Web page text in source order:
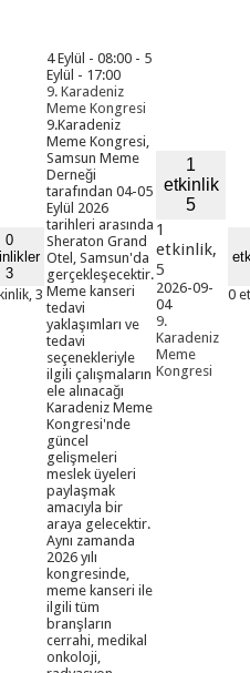
0
3
3
4 Eylül - 08:00 - 5
Eylül - 17:00
9. Karadeniz
Meme Kongresi
9.Karadeniz
Meme Kongresi,
Samsun Meme
Derneği
tarafından 04-05
Eylül 2026
tarihleri arasında
Sheraton Grand
Otel, Samsun'da
gerçekleşecektir.
Meme kanseri
tedavi
yaklaşımları ve
tedavi
seçenekleriyle
ilgili çalışmaların
ele alınacağı
Karadeniz Meme
Kongresi'nde
güncel
gelişmeleri
meslek üyeleri
paylaşmak
amacıyla bir
araya gelecektir.
Aynı zamanda
2026 yılı
kongresinde,
meme kanseri ile
ilgili tüm
branşların
cerrahi, medikal
onkoloji,
1
etkinlik
5
1
etkinlik,
5
2026-09-
04
9.
Karadeniz
Meme
Kongresi
0